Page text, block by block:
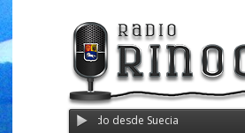
desde Suecia